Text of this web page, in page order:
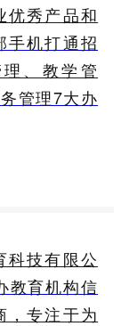
优秀产品和
手机打通招
、教学管
管理7大办
科技有限公
教育机构信
，专注于为